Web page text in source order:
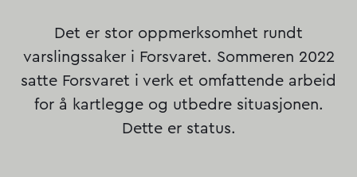
Det er stor oppmerksomhet rundt
varslingssaker i Forsvaret. Sommeren 2022
satte Forsvaret i verk et omfattende arbeid
for å kartlegge og utbedre situasjonen.
Dette er status.